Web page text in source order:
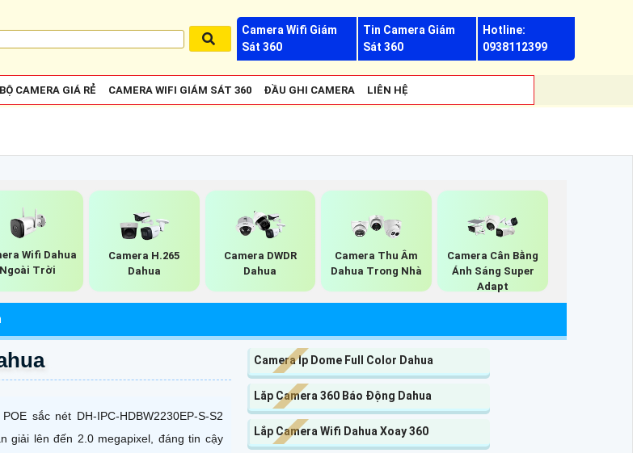
Camera Wifi Giám
Sát 360
Tin Camera Giám
Sát 360
Hotline:
0938112399
CAMERA GIÁ RẺ CAMERA WIFI GIÁM SÁT 360 ĐẦU GHI CAMERA LIÊN HỆ
Wifi Dahua
Ngoài Trời
Camera H.265
Dahua
Camera DWDR
Dahua
Camera Thu Âm
Dahua Trong Nhà
Camera Cân Bằng
Ánh Sáng Super
Adapt
sắc nét DH-IPC-HDBW2230EP-S-S2
giải lên đến 2.0 megapixel, đáng tin cậy
Camera Ip Dome Full Color Dahua
Lăp Camera 360 Báo Động Dahua
Lắp Camera Wifi Dahua Xoay 360